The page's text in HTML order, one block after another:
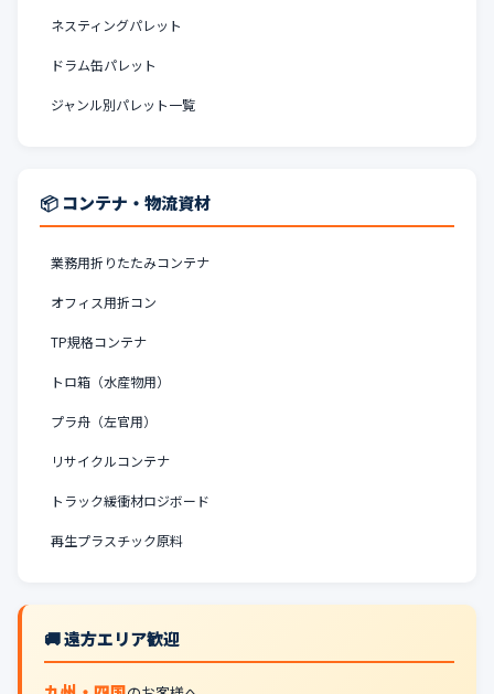
ネスティングパレット
ドラム缶パレット
ジャンル別パレット一覧
📦 コンテナ・物流資材
業務用折りたたみコンテナ
オフィス用折コン
TP規格コンテナ
トロ箱（水産物用）
プラ舟（左官用）
リサイクルコンテナ
トラック緩衝材ロジボード
再生プラスチック原料
🚚 遠方エリア歓迎